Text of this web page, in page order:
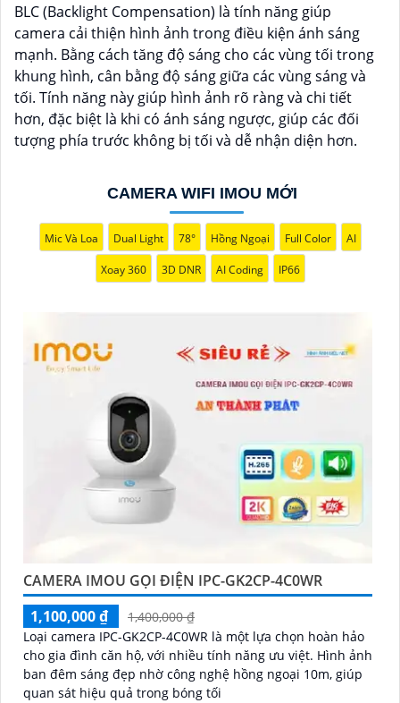
BLC (Backlight Compensation) là tính năng giúp
camera cải thiện hình ảnh trong điều kiện ánh sáng
mạnh. Bằng cách tăng độ sáng cho các vùng tối trong
khung hình, cân bằng độ sáng giữa các vùng sáng và
tối. Tính năng này giúp hình ảnh rõ ràng và chi tiết
hơn, đặc biệt là khi có ánh sáng ngược, giúp các đối
tượng phía trước không bị tối và dễ nhận diện hơn.
CAMERA WIFI IMOU MỚI
Mic Và Loa Dual Light 78° Hồng Ngoại Full Color AI
Xoay 360 3D DNR AI Coding IP66
CAMERA IMOU GỌI ĐIỆN IPC-GK2CP-4C0WR
1,100,000 ₫
1,400,000 ₫
Loại camera IPC-GK2CP-4C0WR là một lựa chọn hoàn hảo
cho gia đình căn hộ, với nhiều tính năng ưu việt. Hình ảnh
ban đêm sáng đẹp nhờ công nghệ hồng ngoại 10m, giúp
quan sát hiệu quả trong bóng tối